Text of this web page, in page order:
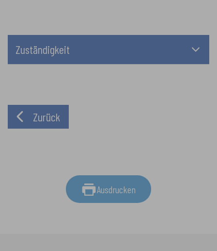
Zuständigkeit
Zurück
Ausdrucken